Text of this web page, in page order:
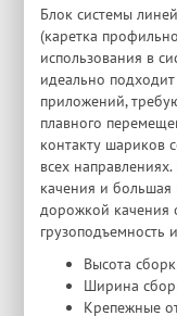
Блок системы
(каретка
использования в
идеально
приложений,
плавного
контакту шариков
всех
качения и
дорожкой качения
грузоподъемность
Высота
Ширина
Крепежные